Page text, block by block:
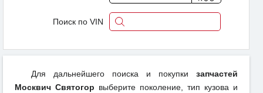
Поиск по VIN
Для дальнейшего поиска и покупки запчастей
Москвич Святогор выберите поколение, тип кузова и